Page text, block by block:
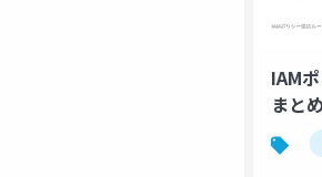
IAM
まと